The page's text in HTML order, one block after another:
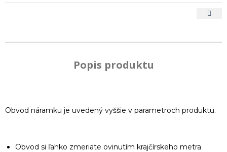
Popis produktu
Obvod náramku je uvedený vyššie v parametroch produktu.
Obvod si ľahko zmeriate ovinutím krajčírskeho metra